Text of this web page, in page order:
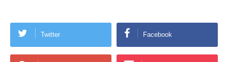
Twitter Facebook